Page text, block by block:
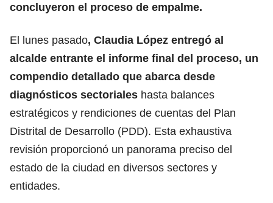
concluyeron el proceso de empalme.
El lunes pasado, Claudia López entregó al
alcalde entrante el informe final del proceso, un
compendio detallado que abarca desde
diagnósticos sectoriales hasta balances
estratégicos y rendiciones de cuentas del Plan
Distrital de Desarrollo (PDD). Esta exhaustiva
revisión proporcionó un panorama preciso del
estado de la ciudad en diversos sectores y
entidades.